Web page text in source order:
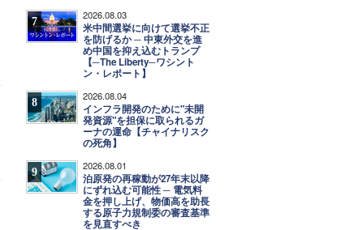
7 2026.08.03
米中間選挙に向けて選挙不正
を防げるか ─ 中東外交を進
め中国を抑え込むトランプ
【─The Liberty─ワシント
ン・レポート】
8 2026.08.04
インフラ開発のために"未開
発資源"を担保に取られるガ
ーナの運命【チャイナリスク
の死角】
9 2026.08.01
泊原発の再稼動が27年末以降
にずれ込む可能性 ─ 電気料
金を押し上げ、物価高を助長
する原子力規制委の審査基準
を見直すべき